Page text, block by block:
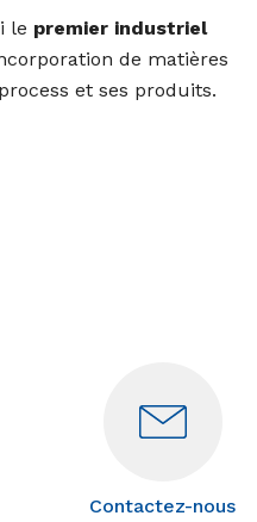
le premier industriel
de matières
et ses produits.
Contactez-nous